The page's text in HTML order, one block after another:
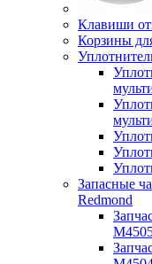
Клавиши
Корзины
Запасные
Redmond